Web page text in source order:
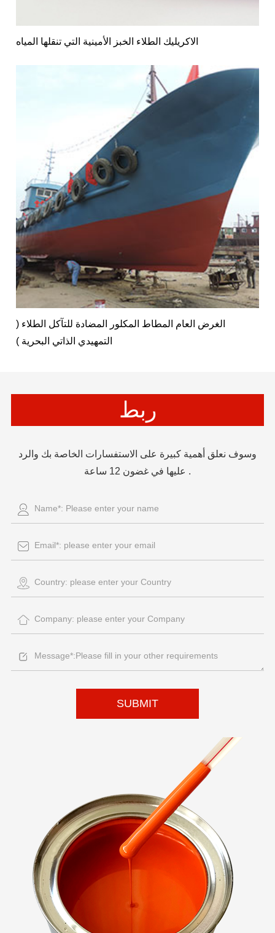
الاكريليك الطلاء الخبز الأمينية التي تنقلها المياه
الغرض العام المطاط المكلور المضادة للتآكل الطلاء (
التمهيدي الذاتي البحرية )
ربط
وسوف نعلق أهمية كبيرة على الاستفسارات الخاصة بك والرد
عليها في غضون 12 ساعة .
SUBMIT